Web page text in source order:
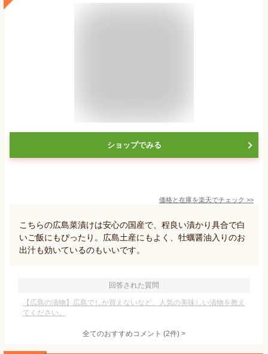
ショップでみる
価格と在庫を楽天でチェック >>
こちらの広島菜漬けは安心の国産で、程良い漬かり具合で白
いご飯にもぴったり。広島土産にもよく、牡蠣醤油入りのお
出汁も効いているのもいいです。
回答された質問
【広島の漬物】広島でしか買えないなど、人気の美味しい漬物を教え
てください。
全てのおすすめコメント (2件) >